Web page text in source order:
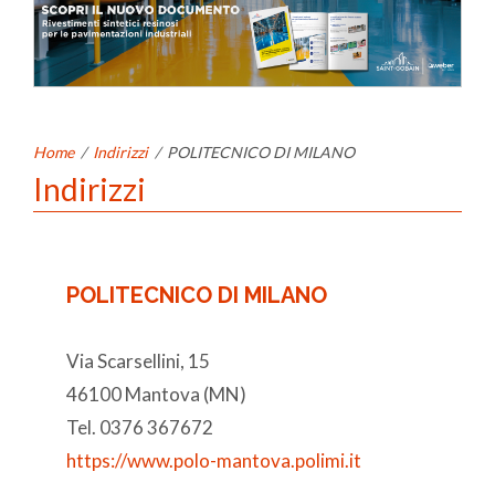
Home / Indirizzi / POLITECNICO DI MILANO
Indirizzi
POLITECNICO DI MILANO
Via Scarsellini, 15
46100 Mantova (MN)
Tel. 0376 367672
https://www.polo-mantova.polimi.it